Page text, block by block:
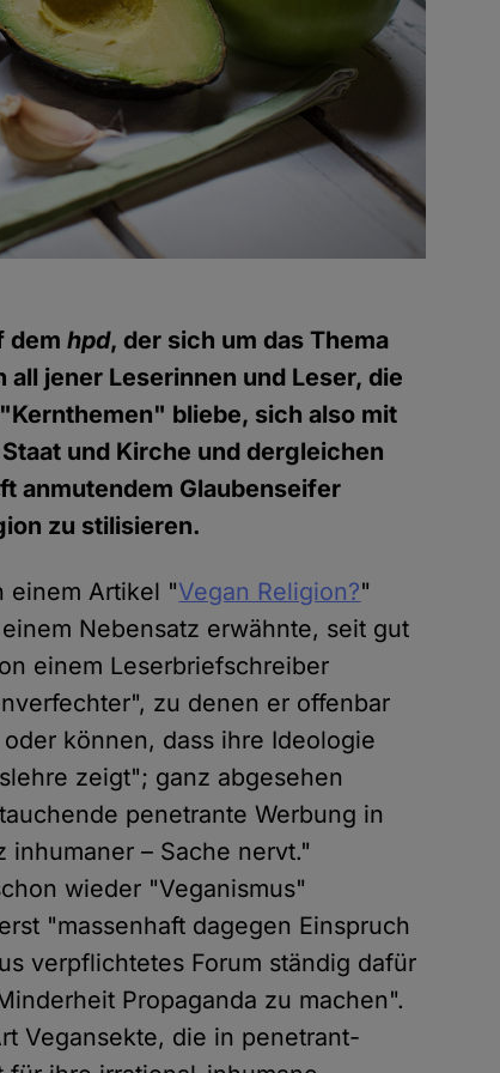
demhpd, der sich um das Thema
jener Leserinnen und Leser, die
bliebe, sich also mit
und Kirche und dergleichen
anmutendem Glaubenseifer
zu stilisieren.
einem Artikel "Vegan Religion?"
Nebensatz erwähnte, seit gut
einem Leserbriefschreiber
zu denen er offenbar
können, dass ihre Ideologie
zeigt"; ganz abgesehen
penetrante Werbung in
– Sache nervt."
wieder "Veganismus"
"massenhaft dagegen Einspruch
verpflichtetes Forum ständig dafür
Propaganda zu machen".
Vegansekte, die in penetrant-